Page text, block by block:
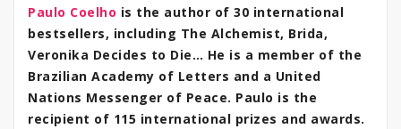
Paulo Coelho is the author of 30 international
bestsellers, including The Alchemist, Brida,
Veronika Decides to Die… He is a member of the
Brazilian Academy of Letters and a United
Nations Messenger of Peace. Paulo is the
recipient of 115 international prizes and awards.